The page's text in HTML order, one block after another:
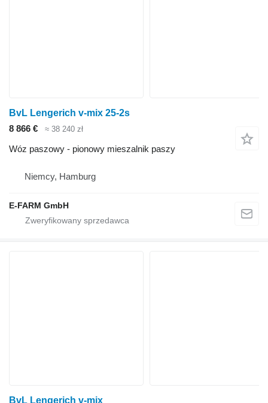
BvL Lengerich v-mix 25-2s
8 866 €
≈ 38 240 zł
Wóz paszowy - pionowy mieszalnik paszy
Niemcy, Hamburg
E-FARM GmbH
BvL Lengerich v-mix